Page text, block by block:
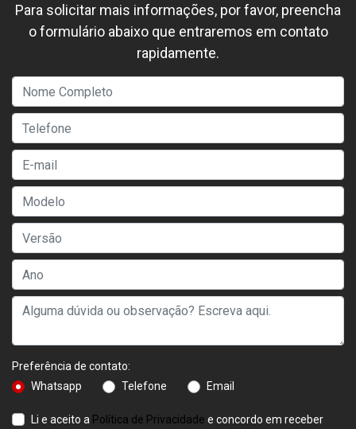
Para solicitar mais informações, por favor, preencha
o formulário abaixo que entraremos em contato
rapidamente.
Preferência de contato:
Whatsapp
Telefone Email
Li e aceito a Política de Privacidade e concordo em receber